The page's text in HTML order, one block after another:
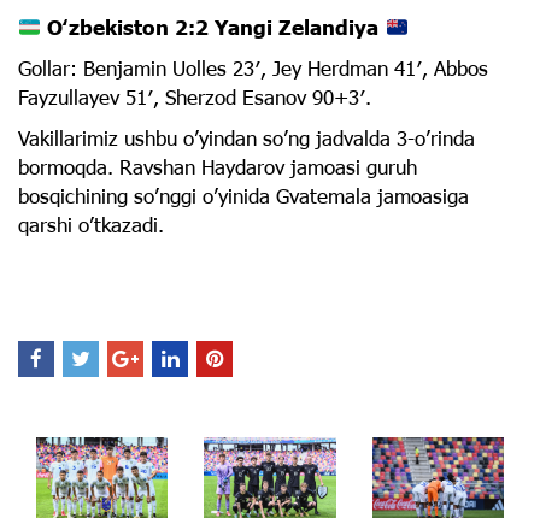
Oʻzbekiston 2:2 Yangi Zelandiya
Gollar: Benjamin Uolles 23′, Jey Herdman 41′, Abbos
Fayzullayev 51′, Sherzod Esanov 90+3′.
Vakillarimiz ushbu o’yindan so’ng jadvalda 3-o’rinda
bormoqda. Ravshan Haydarov jamoasi guruh
bosqichining so’nggi o’yinida Gvatemala jamoasiga
qarshi o’tkazadi.